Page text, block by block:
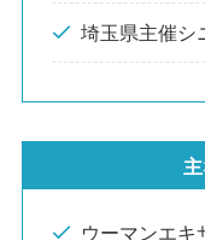
埼玉県主催シ
ウーマンエ